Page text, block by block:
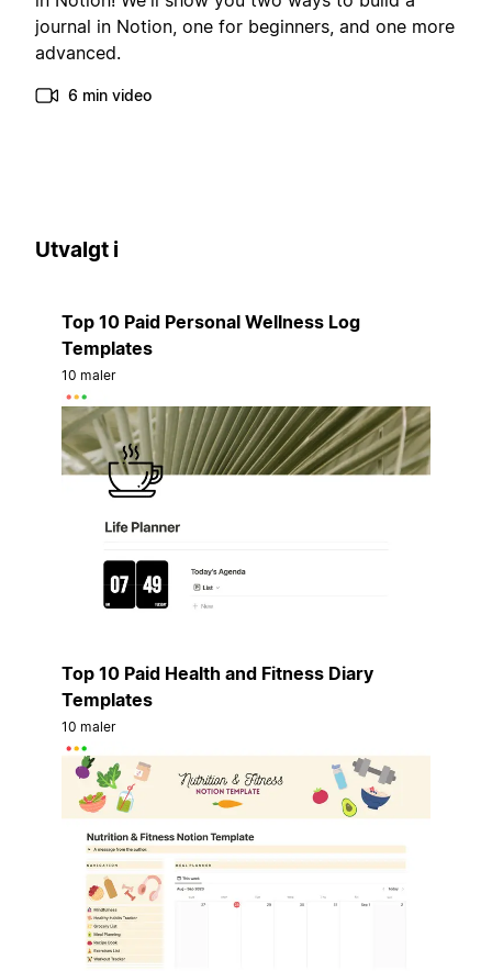
journal in Notion, one for beginners, and one more
advanced.
6 min video
Utvalgt i
Top 10 Paid Personal Wellness Log
Templates
10 maler
Top 10 Paid Health and Fitness Diary
Templates
10 maler